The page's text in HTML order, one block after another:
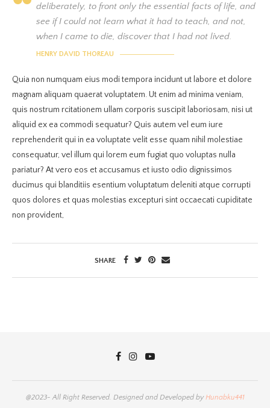
deliberately, to front only the essential facts of life, and
see if I could not learn what it had to teach, and not,
when I came to die, discover that I had not lived.
HENRY DAVID THOREAU
Quia non numquam eius modi tempora incidunt ut labore et dolore
magnam aliquam quaerat voluptatem. Ut enim ad minima veniam,
quis nostrum rcitationem ullam corporis suscipit laboriosam, nisi ut
aliquid ex ea commodi sequatur? Quis autem vel eum iure
reprehenderit qui in ea voluptate velit esse quam nihil molestiae
consequatur, vel illum qui lorem eum fugiat quo voluptas nulla
pariatur? At vero eos et accusamus et iusto odio dignissimos
ducimus qui blanditiis esentium voluptatum deleniti atque corrupti
quos dolores et quas molestias excepturi sint occaecati cupiditate
non provident,
SHARE
@2023- All Right Reserved. Designed and Developed byHunabku441